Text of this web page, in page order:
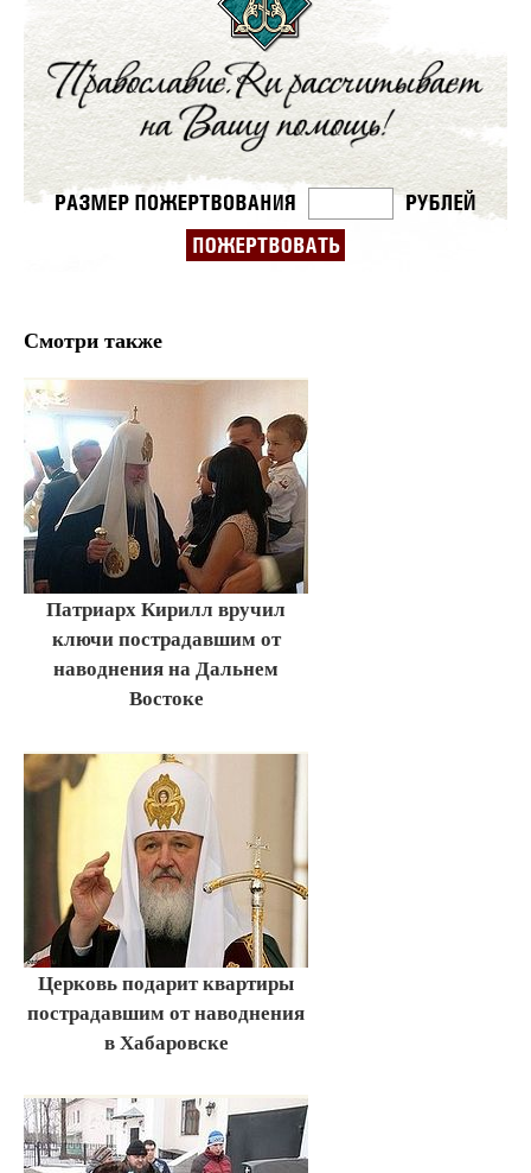
Смотри также
Патриарх Кирилл вручил
ключи пострадавшим от
наводнения на Дальнем
Востоке
Церковь подарит квартиры
пострадавшим от наводнения
в Хабаровске